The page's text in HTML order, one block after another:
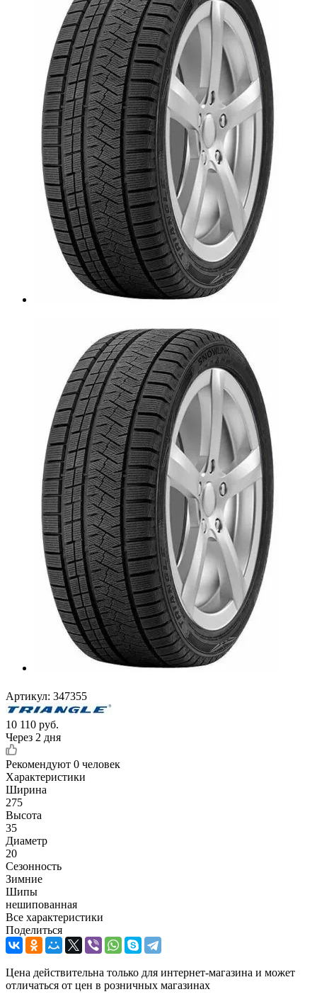
Артикул: 347355
10 110 руб.
Через 2 дня
Рекомендуют 0 человек
Характеристики
Ширина
275
Высота
35
Диаметр
20
Сезонность
Зимние
Шипы
нешипованная
Все характеристики
Поделиться
Цена действительна только для интернет-магазина и может
отличаться от цен в розничных магазинах